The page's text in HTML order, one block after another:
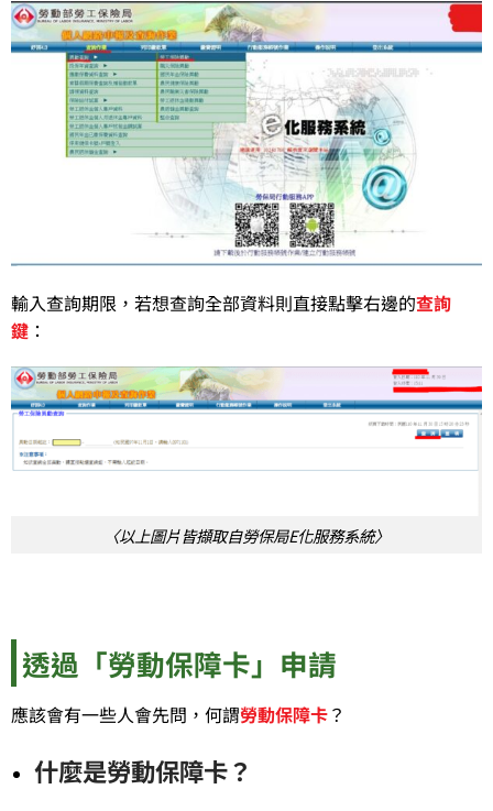
輸入查詢期限，若想查詢全部資料則直接點擊右邊的查詢
鍵 ：
〈以上圖片皆擷取自勞保局E化服務系統〉
透過「勞動保障卡」申請
應該會有一些人會先問，何謂勞動保障卡？
什麼是勞動保障卡？